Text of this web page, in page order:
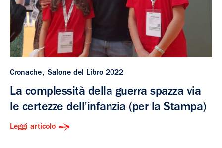
Cronache Salone del Libro 2022
La complessità della guerra spazza via
le certezze dell’infanzia (per la Stampa)
Leggi articolo